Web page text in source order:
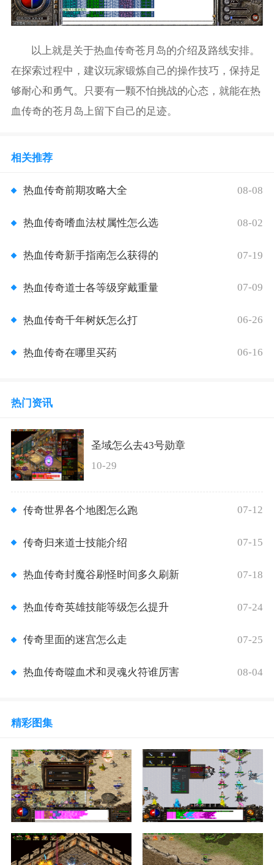
以上就是关于热血传奇苍月岛的介绍及路线安排。
在探索过程中，建议玩家锻炼自己的操作技巧，保持足
够耐心和勇气。只要有一颗不怕挑战的心态，就能在热
血传奇的苍月岛上留下自己的足迹。
相关推荐
热血传奇前期攻略大全 08-08
热血传奇嗜血法杖属性怎么选 08-02
热血传奇新手指南怎么获得的 07-19
热血传奇道士各等级穿戴重量 07-09
热血传奇千年树妖怎么打 06-26
热血传奇在哪里买药 06-16
热门资讯
圣域怎么去43号勋章
10-29
传奇世界各个地图怎么跑 07-12
传奇归来道士技能介绍 07-15
热血传奇封魔谷刷怪时间多久刷新 07-18
热血传奇英雄技能等级怎么提升 07-24
传奇里面的迷宫怎么走 07-25
热血传奇噬血术和灵魂火符谁厉害 08-04
精彩图集